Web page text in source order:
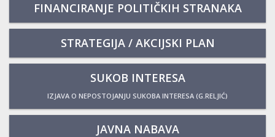
FINANCIRANJE POLITIČKIH STRANAKA
STRATEGIJA / AKCIJSKI PLAN
SUKOB INTERESA
IZJAVA O NEPOSTOJANJU SUKOBA INTERESA (G.RELJIĆ)
JAVNA NABAVA